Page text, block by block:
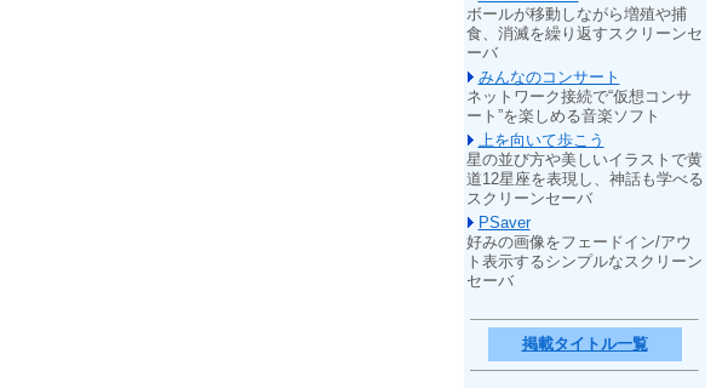
ボールが移動しながら増殖や捕
食、消滅を繰り返すスクリーンセ
ーバ
みんなのコンサート
ネットワーク接続で“仮想コンサ
ート”を楽しめる音楽ソフト
上を向いて歩こう
星の並び方や美しいイラストで黄
道12星座を表現し、神話も学べる
スクリーンセーバ
PSaver
好みの画像をフェードイン/アウ
ト表示するシンプルなスクリーン
セーバ
掲載タイトル一覧